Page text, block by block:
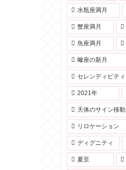
水瓶座満月
蟹座満月
魚座満月
蠍座の新月
セレンディピティ
2021年
天体のサイン移動
リロケーション
ディグニティ
夏至